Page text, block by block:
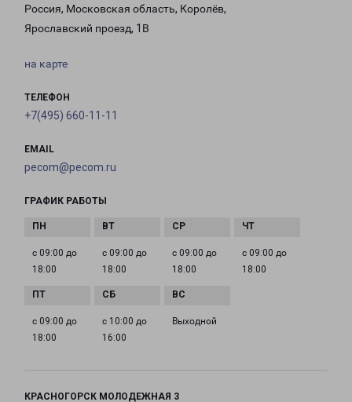
Россия, Московская область, Королёв,
Ярославский проезд, 1В
на карте
ТЕЛЕФОН
+7(495) 660-11-11
EMAIL
pecom@pecom.ru
ГРАФИК РАБОТЫ
с 09:00 до
18:00
с 09:00 до
18:00
с 09:00 до
18:00
с 09:00 до
18:00
с 09:00 до
18:00
с 10:00 до
16:00
Выходной
КРАСНОГОРСК МОЛОДЕЖНАЯ 3